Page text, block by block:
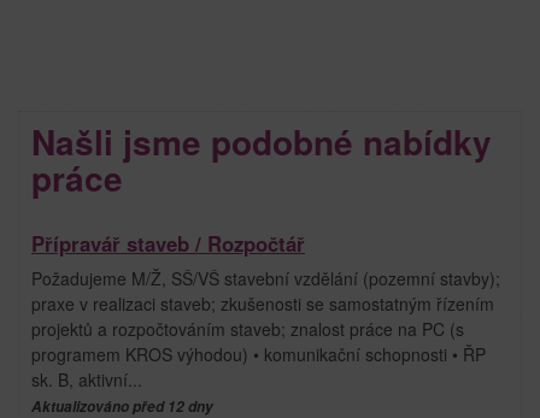
Našli jsme podobné nabídky
práce
Přípravář staveb / Rozpočtář
Požadujeme M/Ž, SŠ/VŠ stavební vzdělání (pozemní stavby);
praxe v realizaci staveb; zkušenosti se samostatným řízením
projektů a rozpočtováním staveb; znalost práce na PC (s
programem KROS výhodou) • komunikační schopnosti • ŘP
sk. B, aktivní...
Aktualizováno před 12 dny